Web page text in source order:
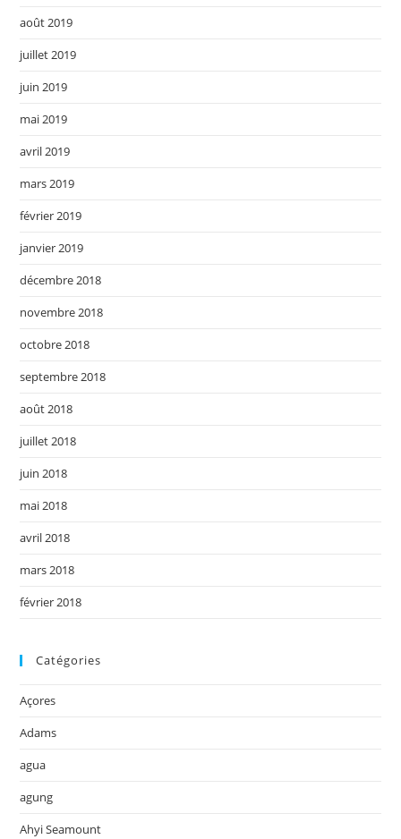
août 2019
juillet 2019
juin 2019
mai 2019
avril 2019
mars 2019
février 2019
janvier 2019
décembre 2018
novembre 2018
octobre 2018
septembre 2018
août 2018
juillet 2018
juin 2018
mai 2018
avril 2018
mars 2018
février 2018
Catégories
Açores
Adams
agua
agung
Ahyi Seamount